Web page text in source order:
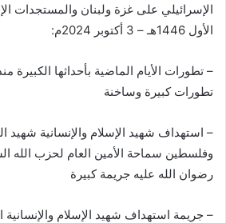
الأول 1446هـ – 3 أكتوبر 2024م:
– تطورات الأيام الماضية بأحداثها
تطورات كبيرة وساخنة
– استهداف شهيد الإسلام والإنسانية شهيد
وفلسطين سماحة الأمين العام لحزب الله
رضوان الله عليه جريمة كبيرة
– جريمة استهداف شهيد الإسلام